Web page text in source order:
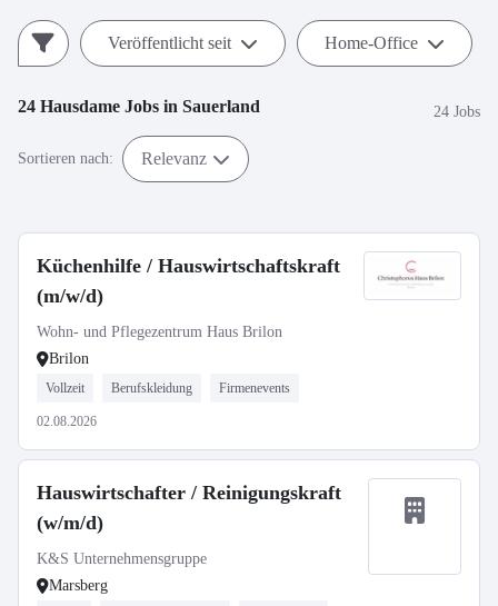
Veröffentlicht seit Home-Office
24 Hausdame Jobs in Sauerland 24 Jobs
Sortieren nach: Relevanz
Küchenhilfe / Hauswirtschaftskraft
(m/w/d)
Wohn- und Pflegezentrum Haus Brilon
Brilon
Vollzeit Berufskleidung Firmenevents
02.08.2026
Hauswirtschafter / Reinigungskraft
(w/m/d)
K&S Unternehmensgruppe
Marsberg